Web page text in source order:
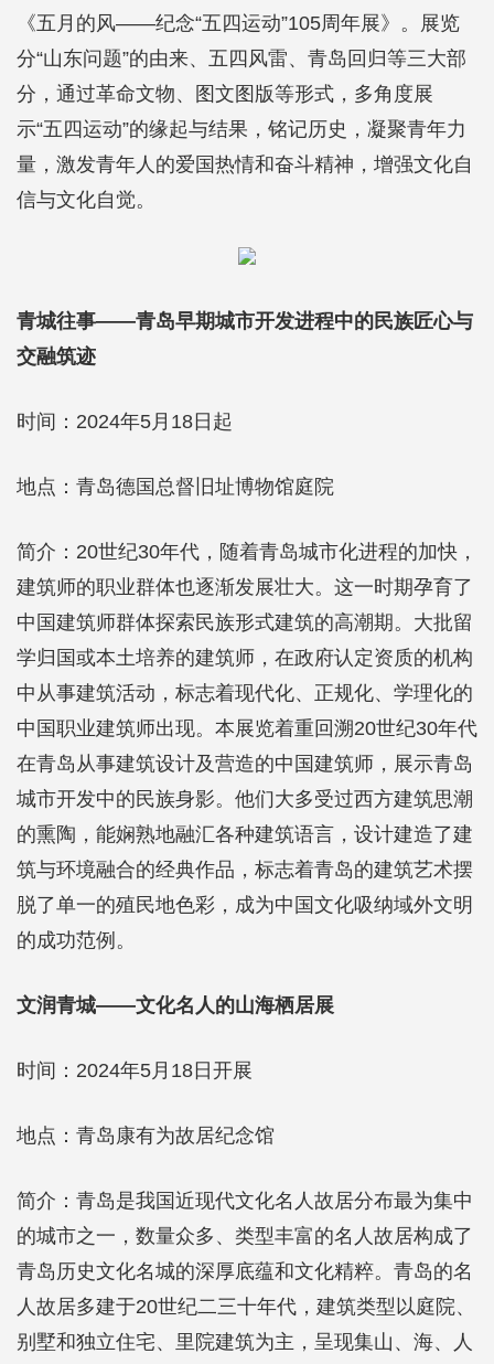
《五月的风——纪念“五四运动”105周年展》。展览
分“山东问题”的由来、五四风雷、青岛回归等三大部
分，通过革命文物、图文图版等形式，多角度展
示“五四运动”的缘起与结果，铭记历史，凝聚青年力
量，激发青年人的爱国热情和奋斗精神，增强文化自
信与文化自觉。
青城往事——青岛早期城市开发进程中的民族匠心与
交融筑迹
时间：2024年5月18日起
地点：青岛德国总督旧址博物馆庭院
简介：20世纪30年代，随着青岛城市化进程的加快，
建筑师的职业群体也逐渐发展壮大。这一时期孕育了
中国建筑师群体探索民族形式建筑的高潮期。大批留
学归国或本土培养的建筑师，在政府认定资质的机构
中从事建筑活动，标志着现代化、正规化、学理化的
中国职业建筑师出现。本展览着重回溯20世纪30年代
在青岛从事建筑设计及营造的中国建筑师，展示青岛
城市开发中的民族身影。他们大多受过西方建筑思潮
的熏陶，能娴熟地融汇各种建筑语言，设计建造了建
筑与环境融合的经典作品，标志着青岛的建筑艺术摆
脱了单一的殖民地色彩，成为中国文化吸纳域外文明
的成功范例。
文润青城——文化名人的山海栖居展
时间：2024年5月18日开展
地点：青岛康有为故居纪念馆
简介：青岛是我国近现代文化名人故居分布最为集中
的城市之一，数量众多、类型丰富的名人故居构成了
青岛历史文化名城的深厚底蕴和文化精粹。青岛的名
人故居多建于20世纪二三十年代，建筑类型以庭院、
别墅和独立住宅、里院建筑为主，呈现集山、海、人